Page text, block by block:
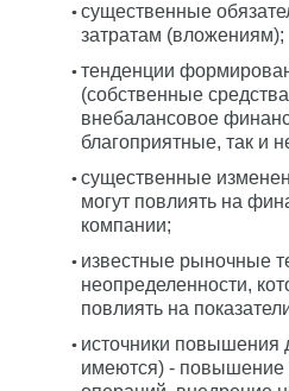
существенные
затратам (вложениям);
тенденции
(собственные
внебалансовое
благоприятные, так и
существенные
могут повлиять на
компании;
известные рыночные
неопределенности,
повлиять на
источники повышения
имеются) - повышение